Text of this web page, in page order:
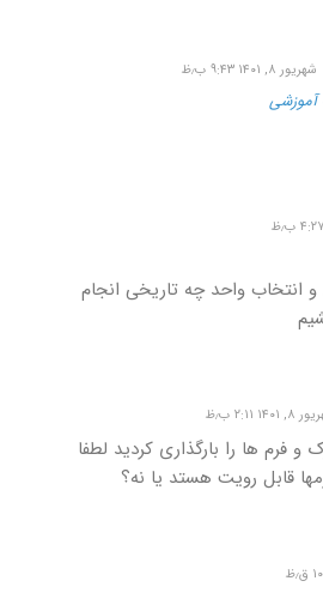
شهریور ۸, ۱۴۰۱ ۹:۴۳ ب٫ظ
انتخاب واحد چه تاریخی انجام
۲:۱۱ ب٫ظ
و فرم ها را بارگذاری کردید لطفا
قابل رویت هستد یا نه؟